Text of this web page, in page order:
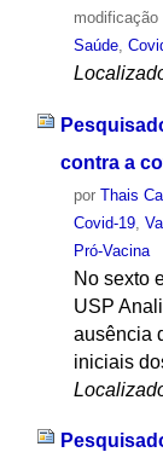
modificação
Saúde,
contra a
por Thais
Covid-19,
Pró-Vacina
No sexto
USP
ausência
iniciais